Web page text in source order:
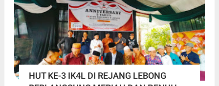
HUT KE-3 IK4L DI REJANG LEBONG